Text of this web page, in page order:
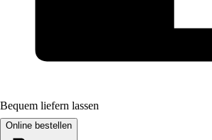
Bequem liefern lassen
Online bestellen